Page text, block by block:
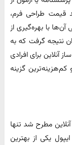
قیمت طراحی فرم،
با بهره‌گیری از
نتیجه گرفت که به
آنلاین برای افرادی
کم‌هزینه‌ترین گزینه
مطرح شد تنها
یکی از بهترین